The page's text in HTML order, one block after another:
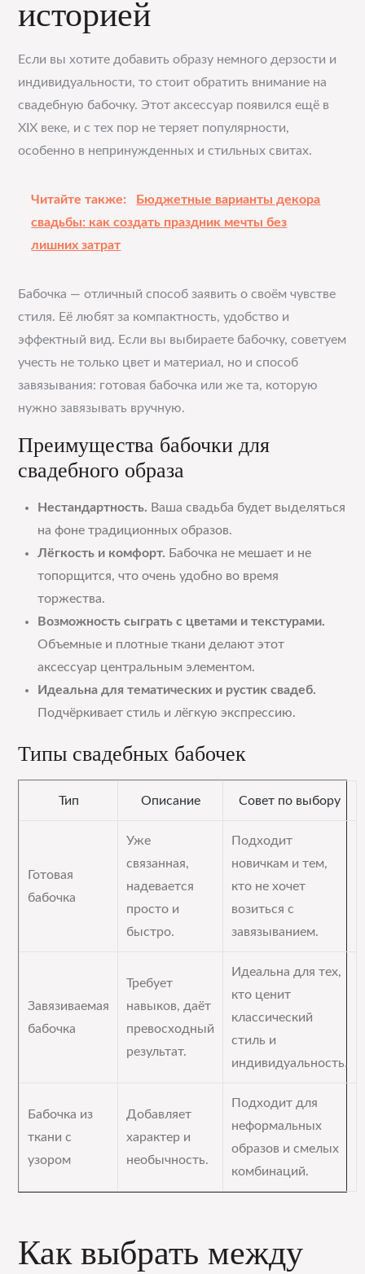
историей
Если вы хотите добавить образу немного дерзости и
индивидуальности, то стоит обратить внимание на
свадебную бабочку. Этот аксессуар появился ещё в
XIX веке, и с тех пор не теряет популярности,
особенно в непринужденных и стильных свитах.
Читайте также:
Бюджетные варианты декора
свадьбы: как создать праздник мечты без
лишних затрат
Бабочка — отличный способ заявить о своём чувстве
стиля. Её любят за компактность, удобство и
эффектный вид. Если вы выбираете бабочку, советуем
учесть не только цвет и материал, но и способ
завязывания: готовая бабочка или же та, которую
нужно завязывать вручную.
Преимущества бабочки для
свадебного образа
Нестандартность. Ваша свадьба будет выделяться
на фоне традиционных образов.
Лёгкость и комфорт. Бабочка не мешает и не
топорщится, что очень удобно во время
торжества.
Возможность сыграть с цветами и текстурами.
Объемные и плотные ткани делают этот
аксессуар центральным элементом.
Идеальна для тематических и рустик свадеб.
Подчёркивает стиль и лёгкую экспрессию.
Типы свадебных бабочек
Тип Описание Совет по выбору
Готовая
бабочка
Уже
связанная,
надевается
просто и
быстро.
Подходит
новичкам и тем,
кто не хочет
возиться с
завязыванием.
Завязиваемая
бабочка
Требует
навыков, даёт
превосходный
результат.
Идеальна для тех,
кто ценит
классический
стиль и
индивидуальность.
Бабочка из
ткани с
узором
Добавляет
характер и
необычность.
Подходит для
неформальных
образов и смелых
комбинаций.
Как выбрать между